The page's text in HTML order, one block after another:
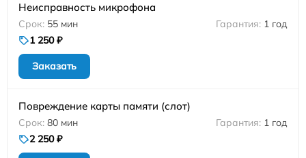
Неисправность микрофона
55 мин
1 год
1 250 ₽
Заказать
Повреждение карты памяти (слот)
80 мин
1 год
2 250 ₽